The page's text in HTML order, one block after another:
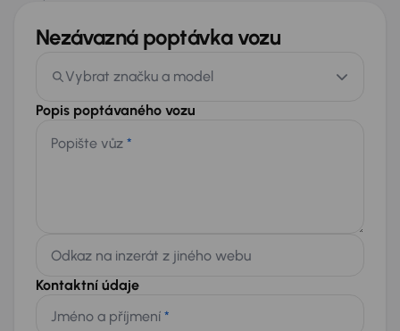
Nezávazná poptávka vozu
Vybrat značku a model
Popis poptávaného vozu
Popište vůz *
Odkaz na inzerát z jiného webu
Kontaktní údaje
Jméno a příjmení *